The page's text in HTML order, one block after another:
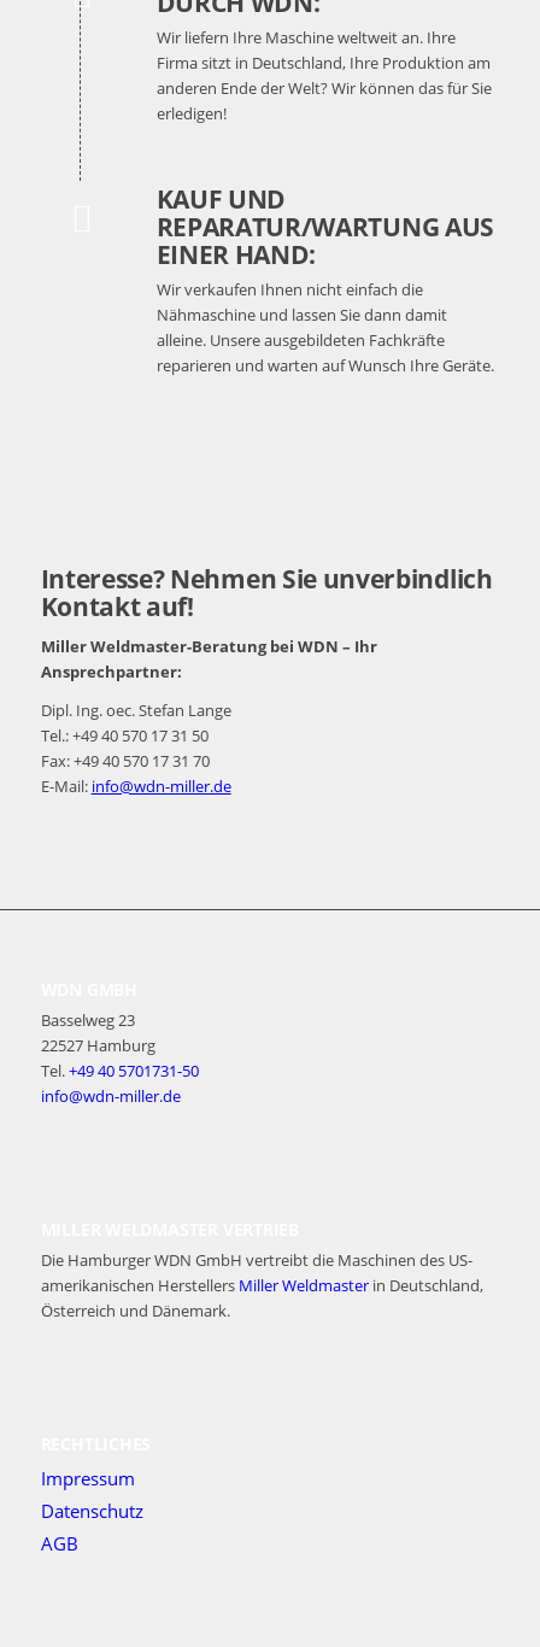
Wir liefern Ihre Maschine weltweit an. Ihre
Firma sitzt in Deutschland, Ihre Produktion am
anderen Ende der Welt? Wir können das für Sie
erledigen!
KAUF UND
REPARATUR/WARTUNG AUS
EINER HAND:
Wir verkaufen Ihnen nicht einfach die
Nähmaschine und lassen Sie dann damit
alleine. Unsere ausgebildeten Fachkräfte
reparieren und warten auf Wunsch Ihre Geräte.
Interesse? Nehmen Sie unverbindlich
Kontakt auf!
Miller Weldmaster-Beratung bei WDN – Ihr
Ansprechpartner:
Dipl. Ing. oec. Stefan Lange
Tel.: +49 40 570 17 31 50
Fax: +49 40 570 17 31 70
E-Mail: info@wdn-miller.de
Basselweg 23
22527 Hamburg
Tel.+49 40 5701731-50
info@wdn-miller.de
Die Hamburger WDN GmbH vertreibt die Maschinen des US-
amerikanischen Herstellers Miller Weldmasterin Deutschland,
Österreich und Dänemark.
Impressum
Datenschutz
AGB